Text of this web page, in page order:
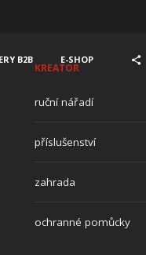
B2B E-SHOP
KREATOR
ruční nářadí
příslušenství
zahrada
ochranné pomůcky